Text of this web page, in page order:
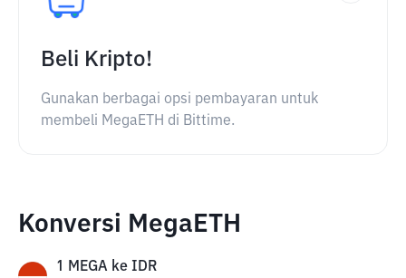
Beli Kripto!
Gunakan berbagai opsi pembayaran untuk
membeli MegaETH di Bittime.
Konversi MegaETH
1 MEGA ke IDR